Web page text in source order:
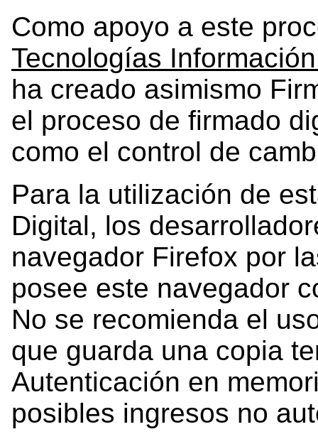
Como apoyo a este
Tecnologías
ha creado asimismo
el proceso de firmado
como el control de
Para la utilización de
Digital, los
navegador Firefox por
posee este navegador
No se recomienda el
que guarda una copia
Autenticación en
posibles ingresos no